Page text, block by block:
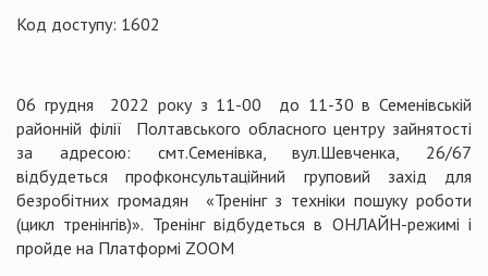
Код доступу: 1602
06 грудня 2022 року з 11-00 до 11-30 в Семенівській
районній філії Полтавського обласного центру зайнятості
за адресою: смт.Семенівка, вул.Шевченка, 26/67
відбудеться профконсультаційний груповий захід для
безробітних громадян «Тренінг з техніки пошуку роботи
(цикл тренінгів)». Тренінг відбудеться в ОНЛАЙН-режимі і
пройде на Платформі ZOOM